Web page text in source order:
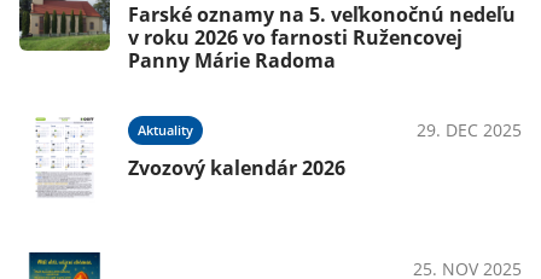
Farské oznamy na 5. veľkonočnú nedeľu
v roku 2026 vo farnosti Ružencovej
Panny Márie Radoma
Aktuality 29. DEC 2025
Zvozový kalendár 2026
25. NOV 2025